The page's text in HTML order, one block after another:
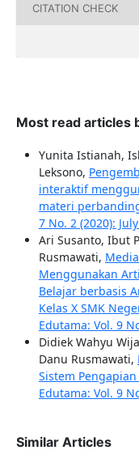
CITATION CHECK
Most read articles
Yunita Istianah,
Leksono,
interaktif
materi
7 No. 2 (2020):
Ari Susanto, Ibut
Rusmawati,
Menggunakan
Belajar berbasis
Kelas X SMK
Edutama: Vol. 9
Didiek Wahyu
Danu Rusmawati,
Sistem
Edutama: Vol. 9
Similar Articles